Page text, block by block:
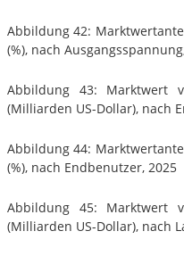
Abbildung 42:
(%), nach
Abbildung 43: Marktwert
(Milliarden US-Dollar), nach
Abbildung 44:
(%), nach Endbenutzer, 2025
Abbildung 45: Marktwert
(Milliarden US-Dollar), nach